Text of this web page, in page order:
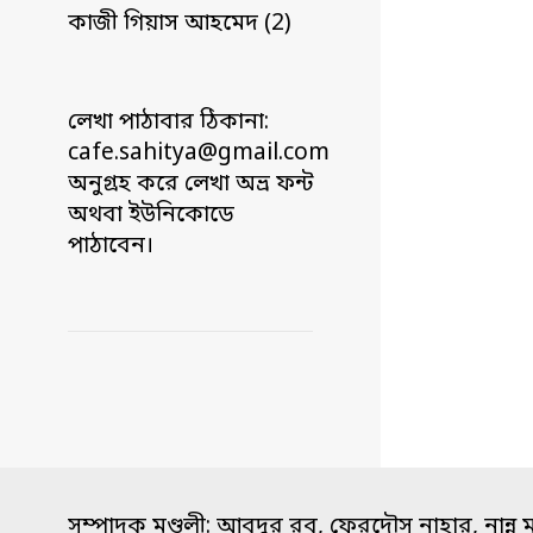
কাজী গিয়াস আহমেদ (2)
লেখা পাঠাবার ঠিকানা:
cafe.sahitya@gmail.com
অনুগ্রহ করে লেখা অভ্র ফন্ট
অথবা ইউনিকোডে
পাঠাবেন।